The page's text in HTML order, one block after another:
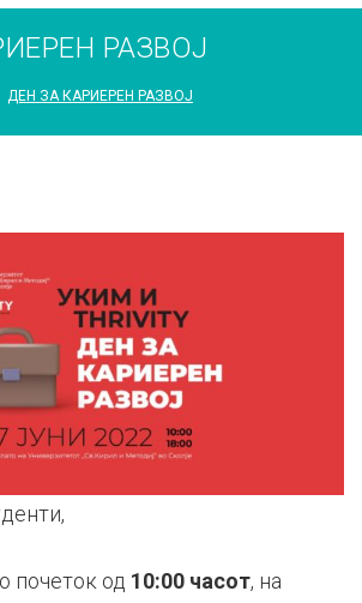
РАЗВОЈ
ДЕН ЗА КАРИЕРЕН РАЗВОЈ
почеток од 10:00 часот, на